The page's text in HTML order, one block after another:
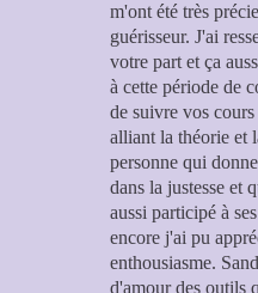
m'ont été très
guérisseur. J'ai
votre part et ça
à cette période de
de suivre vos
alliant la théorie et
personne qui
dans la justesse et
aussi participé à
encore j'ai pu
enthousiasme.
d'amour des outils